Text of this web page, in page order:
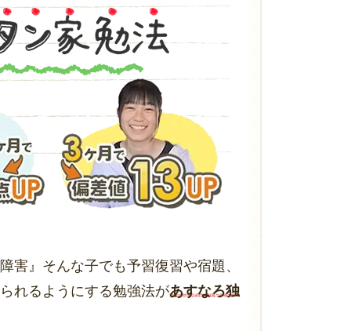
害』そんな子でも予習復習や宿題、
れるようにする勉強法があすなろ独